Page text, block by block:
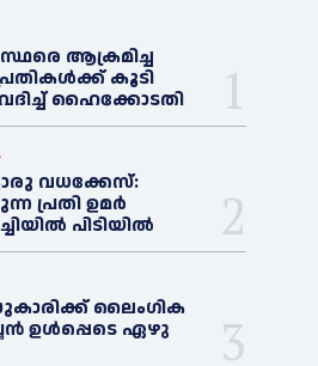
ആക്രമിച്ച
കൂടി
ഹൈക്കോടതി
വധക്കേസ്:
പ്രതി ഉമര്‍
പിടിയില്‍
ലൈംഗിക
ഉള്‍പ്പെടെ ഏഴു